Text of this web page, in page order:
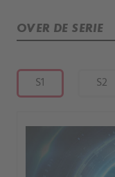
OVER DE SERIE
S1 S2